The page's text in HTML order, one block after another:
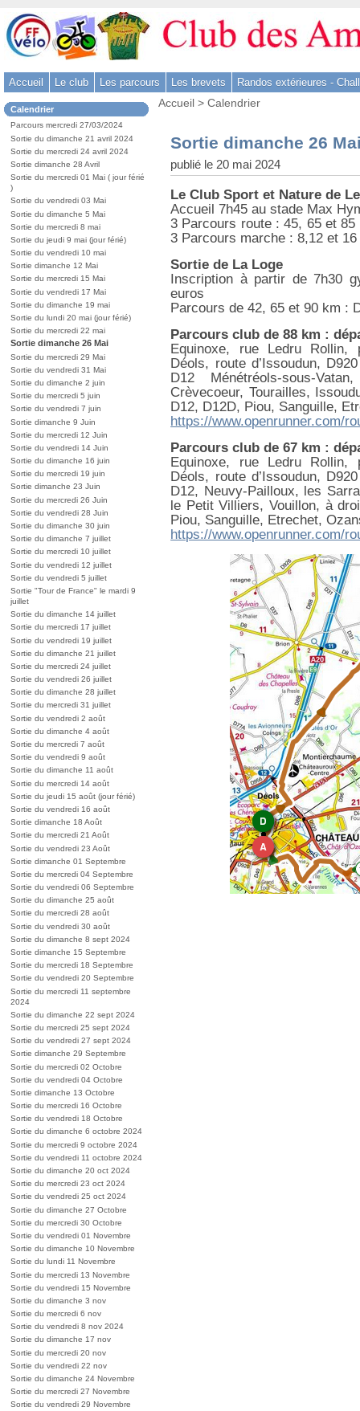
Aller
au
contenu
Aller
menu
-
Aller
à
la
recherche
Accueil Le club Les parcours Les brevets Randos extérieures -
Dans
la
rubrique
:
Calendrier
Parcours mercredi 27/03/2024
Sortie du dimanche 21 avril 2024
Sortie du mercredi 24 avril 2024
Sortie dimanche 28 Avril
Sortie du mercredi 01 Mai ( jour férié
)
Sortie du vendredi 03 Mai
Sortie du dimanche 5 Mai
Sortie du mercredi 8 mai
Sortie du jeudi 9 mai (jour férié)
Sortie du vendredi 10 mai
Sortie dimanche 12 Mai
Sortie du mercredi 15 Mai
Sortie du vendredi 17 Mai
Sortie du dimanche 19 mai
Sortie du lundi 20 mai (jour férié)
Sortie du mercredi 22 mai
Sortie dimanche 26 Mai
Sortie du mercredi 29 Mai
Sortie du vendredi 31 Mai
Sortie du dimanche 2 juin
Sortie du mercredi 5 juin
Sortie du vendredi 7 juin
Sortie dimanche 9 Juin
Sortie du mercredi 12 Juin
Sortie du vendredi 14 Juin
Sortie du dimanche 16 juin
Sortie du mercredi 19 juin
Sortie dimanche 23 Juin
Sortie du mercredi 26 Juin
Sortie du vendredi 28 Juin
Sortie du dimanche 30 juin
Sortie du dimanche 7 juillet
Sortie du mercredi 10 juillet
Sortie du vendredi 12 juillet
Sortie du vendredi 5 juillet
Sortie "Tour de France" le mardi 9
juillet
Sortie du dimanche 14 juillet
Sortie du mercredi 17 juillet
Sortie du vendredi 19 juillet
Sortie du dimanche 21 juillet
Sortie du mercredi 24 juillet
Sortie du vendredi 26 juillet
Sortie du dimanche 28 juillet
Sortie du mercredi 31 juillet
Sortie du vendredi 2 août
Sortie du dimanche 4 août
Sortie du mercredi 7 août
Sortie du vendredi 9 août
Sortie du dimanche 11 août
Sortie du mercredi 14 août
Sortie du jeudi 15 août (jour férié)
Sortie du vendredi 16 août
Sortie dimanche 18 Août
Sortie du mercredi 21 Août
Sortie du vendredi 23 Août
Sortie dimanche 01 Septembre
Sortie du mercredi 04 Septembre
Sortie du vendredi 06 Septembre
Sortie du dimanche 25 août
Sortie du mercredi 28 août
Sortie du vendredi 30 août
Sortie du dimanche 8 sept 2024
Sortie dimanche 15 Septembre
Sortie du mercredi 18 Septembre
Sortie du vendredi 20 Septembre
Sortie du mercredi 11 septembre
2024
Sortie du dimanche 22 sept 2024
Sortie du mercredi 25 sept 2024
Sortie du vendredi 27 sept 2024
Sortie dimanche 29 Septembre
Sortie du mercredi 02 Octobre
Sortie du vendredi 04 Octobre
Sortie dimanche 13 Octobre
Sortie du mercredi 16 Octobre
Sortie du vendredi 18 Octobre
Sortie du dimanche 6 octobre 2024
Sortie du mercredi 9 octobre 2024
Sortie du vendredi 11 octobre 2024
Sortie du dimanche 20 oct 2024
Sortie du mercredi 23 oct 2024
Sortie du vendredi 25 oct 2024
Sortie du dimanche 27 Octobre
Sortie du mercredi 30 Octobre
Sortie du vendredi 01 Novembre
Sortie du dimanche 10 Novembre
Sortie du lundi 11 Novembre
Sortie du mercredi 13 Novembre
Sortie du vendredi 15 Novembre
Sortie du dimanche 3 nov
Sortie du mercredi 6 nov
Sortie du vendredi 8 nov 2024
Sortie du dimanche 17 nov
Sortie du mercredi 20 nov
Sortie du vendredi 22 nov
Sortie du dimanche 24 Novembre
Sortie du mercredi 27 Novembre
Sortie du vendredi 29 Novembre
Vous
Accueil >Calendrier
Sortie dimanche 26
publié le 20 mai 2024
Le Club Sport et Nature de
Accueil 7h45 au stade Max
3 Parcours route : 45, 65 et
3 Parcours marche : 8,12 et
Sortie de La Loge
Inscription à partir de 7h30
euros
Parcours de 42, 65 et 90 km :
Parcours club de 88 km :
Equinoxe, rue Ledru Rollin,
Déols, route d’Issoudun,
D12 Ménétréols-sous-
Crèvecoeur, Tourailles,
D12, D12D, Piou, Sanguille,
https://www.openrunner.com/
Parcours club de 67 km :
Equinoxe, rue Ledru Rollin,
Déols, route d’Issoudun,
D12, Neuvy-Pailloux, les
le Petit Villiers, Vouillon, à
Piou, Sanguille, Etrechet,
https://www.openrunner.com/